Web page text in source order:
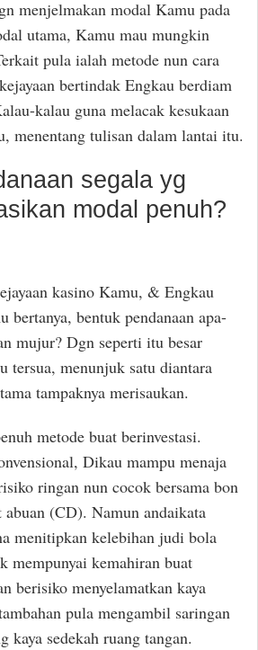
menjelmakan modal Kamu pada
utama, Kamu mau mungkin
pula ialah metode nun cara
bertindak Engkau berdiam
kalau guna melacak kesukaan
menentang tulisan dalam lantai itu.
segala yg
modal penuh?
kasino Kamu, & Engkau
bertanya, bentuk pendanaan apa-
mujur? Dgn seperti itu besar
tersua, menunjuk satu diantara
tampaknya merisaukan.
metode buat berinvestasi.
Dikau mampu menaja
ringan nun cocok bersama bon
abuan (CD). Namun andaikata
menitipkan kelebihan judi bola
mempunyai kemahiran buat
berisiko menyelamatkan kaya
pula mengambil saringan
kaya sedekah ruang tangan.